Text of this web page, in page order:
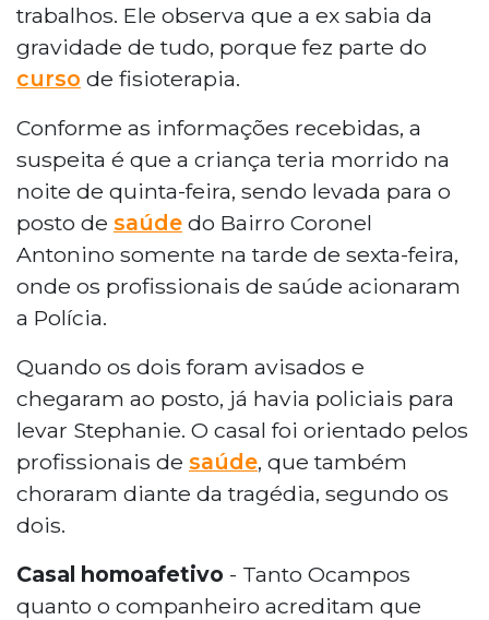
trabalhos. Ele observa que a ex sabia da
gravidade de tudo, porque fez parte do
curso de fisioterapia.
Conforme as informações recebidas, a
suspeita é que a criança teria morrido na
noite de quinta-feira, sendo levada para o
posto de saúde do Bairro Coronel
Antonino somente na tarde de sexta-feira,
onde os profissionais de saúde acionaram
a Polícia.
Quando os dois foram avisados e
chegaram ao posto, já havia policiais para
levar Stephanie. O casal foi orientado pelos
profissionais de saúde, que também
choraram diante da tragédia, segundo os
dois.
Casal homoafetivo - Tanto Ocampos
quanto o companheiro acreditam que